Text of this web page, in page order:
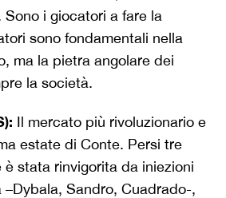
Sono i giocatori a fare la
sono fondamentali nella
ma la pietra angolare dei
la società.
Il mercato più rivoluzionario e
estate di Conte. Persi tre
è stata rinvigorita da iniezioni
Sandro, Cuadrado-,